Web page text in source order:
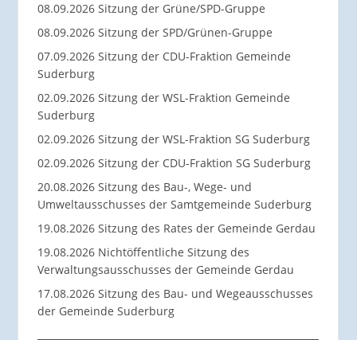
08.09.2026 Sitzung der Grüne/SPD-Gruppe
08.09.2026 Sitzung der SPD/Grünen-Gruppe
07.09.2026 Sitzung der CDU-Fraktion Gemeinde
Suderburg
02.09.2026 Sitzung der WSL-Fraktion Gemeinde
Suderburg
02.09.2026 Sitzung der WSL-Fraktion SG Suderburg
02.09.2026 Sitzung der CDU-Fraktion SG Suderburg
20.08.2026 Sitzung des Bau-, Wege- und
Umweltausschusses der Samtgemeinde Suderburg
19.08.2026 Sitzung des Rates der Gemeinde Gerdau
19.08.2026 Nichtöffentliche Sitzung des
Verwaltungsausschusses der Gemeinde Gerdau
17.08.2026 Sitzung des Bau- und Wegeausschusses
der Gemeinde Suderburg